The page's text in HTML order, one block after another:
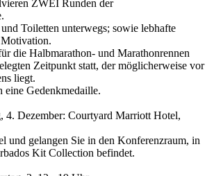
ZWEI Runden der
Toiletten unterwegs; sowie lebhafte
die Halbmarathon- und Marathonrennen
Zeitpunkt statt, der möglicherweise vor
liegt.
eine Gedenkmedaille.
4. Dezember: Courtyard Marriott Hotel,
und gelangen Sie in den Konferenzraum, in
Kit Collection befindet.